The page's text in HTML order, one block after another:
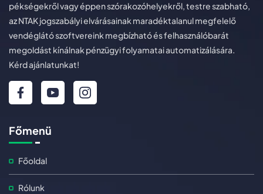
pékségekről vagy éppen szórakozóhelyekről, testre szabható,
az NTAK jogszabályi elvárásainak maradéktalanul megfelelő
vendéglátó szoftvereink megbízható és felhasználóbarát
megoldást kínálnak pénzügyi folyamatai automatizálására.
Kérd ajánlatunkat!
Főmenü
Főoldal
Rólunk